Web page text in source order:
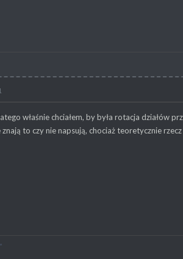
właśnie chciałem, by była rotacja działów
to czy nie napsują, chociaż teoretycznie